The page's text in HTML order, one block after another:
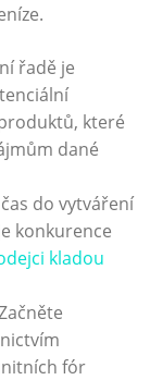
řadě je
které
dané
do vytváření
konkurence
kladou
fór